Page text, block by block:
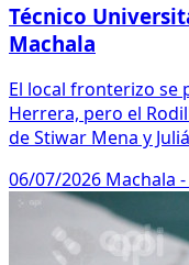
Técnico
Machala
El local fronterizo se
Herrera, pero el
de Stiwar Mena y
06/07/2026 Machala